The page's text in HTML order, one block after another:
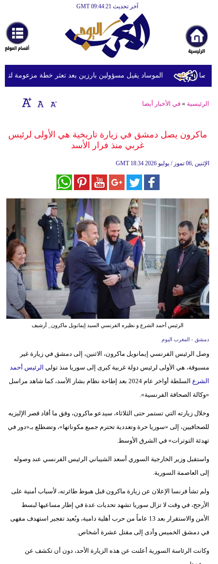
آخر تحديث GMT 09:44:21
أخبارعاجلة
رياضة
ثقافة
إقتصاد
وموسيقى
سياحة
وسفر
ديكور
أخبار
البرلمان
المغربي
مرأة
أزياء
بيئة
أبراج
فيديو
الموساد يقيل مسؤولين بارزين بعد تعثر خطة مزعومة لتغيير
الرئيسية »في الأخبار أيضا
ماكرون يصل دمشق في زيارة تاريخية هي الأولى لرئيس
غربي منذ فرار الأسد
GMT 18:34 2026 الإثنين ,06 تموز / يوليو
الرئيس أحمد الشرع و نظيره الفرنسي السيد إيمانويل ماكرون_ أرشيف
دمشق - المغرب اليوم
وصل الرئيس الفرنسي إيمانويل ماكرون، الاثنين، إلى دمشق في زيارة غير
مسبوقة، هي الأولى لرئيس دولة غربية كبرى إلى سوريا منذ تولي الرئيس أحمد
الشرع
السلطة أواخر عام 2024 بعد إطاحة نظام بشار الأسد، كما شاهد مراسل
«وكالة الصحافة الفرنسية».
وخلال زيارته التي تستمر حتى الثلاثاء، سيدعو ماكرون، وفق ما أفاد قصر الإليزيه
للصحافيين، إلى «سوريا حرة وتعددية تحترم جميع مكوناتها»، وتضطلع بـ«دور في
تهدئة التوترات» في الشرق الأوسط.
واستقبل وزير الخارجية السوري أسعد الشيباني الرئيس الفرنسي عند وصوله
إلى العاصمة السورية.
ولم تشأ فرنسا الإعلان عن زيارة ماكرون قبل هبوط طائرته، لأسباب أمنية على
الأرجح، في وقت لا تزال سوريا تشهد تحديات عدة في إطار مساعيها لبسط
الأمن والاستقرار بعد 13 عاماً من حرب أهلية دامية، وبُعيد تفجير استهدف مقهى
في دمشق الخميس وأدى إلى مقتل عشرة أشخاص.
وكانت الرئاسة السورية أعلنت عن هذه الزيارة الأحد، دون أن تكشف عن